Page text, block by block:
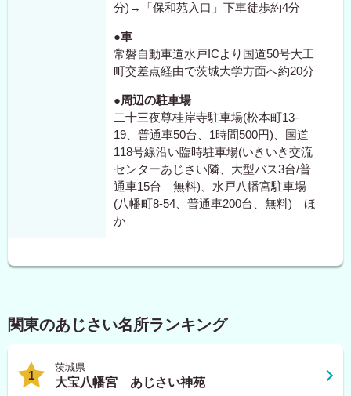
分)→「保和苑入口」下車徒歩約4分
●車
常磐自動車道水戸ICより国道50号大工
町交差点経由で茨城大学方面へ約20分
●周辺の駐車場
二十三夜尊桂岸寺駐車場(松本町13-
19、普通車50台、1時間500円)、国道
118号線沿い臨時駐車場(いきいき交流
センターあじさい隣、大型バス3台/普
通車15台 無料)、水戸八幡宮駐車場
(八幡町8-54、普通車200台、無料) ほ
か
関東のあじさい名所ランキング
1
茨城県
大宝八幡宮 あじさい神苑